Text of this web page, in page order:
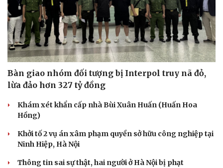
Bàn giao nhóm đối tượng bị Interpol truy nã đỏ,
lừa đảo hơn 327 tỷ đồng
Khám xét khẩn cấp nhà Bùi Xuân Huấn (Huấn Hoa
Hồng)
Khởi tố 2 vụ án xâm phạm quyền sở hữu công nghiệp tại
Ninh Hiệp, Hà Nội
Thông tin sai sự thật, hai người ở Hà Nội bị phạt